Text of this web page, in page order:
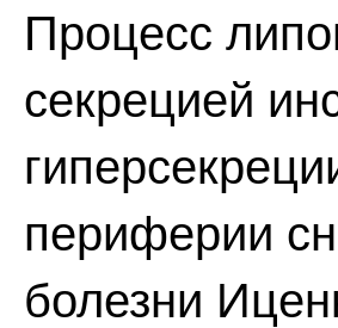
Процесс
секрецией
периферии
болезни